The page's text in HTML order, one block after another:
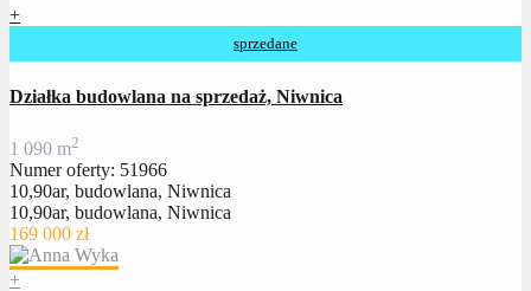
+
sprzedane
Działka budowlana na sprzedaż, Niwnica
1 090 m2
Numer oferty: 51966
10,90ar, budowlana, Niwnica
10,90ar, budowlana, Niwnica
169 000 zł
+